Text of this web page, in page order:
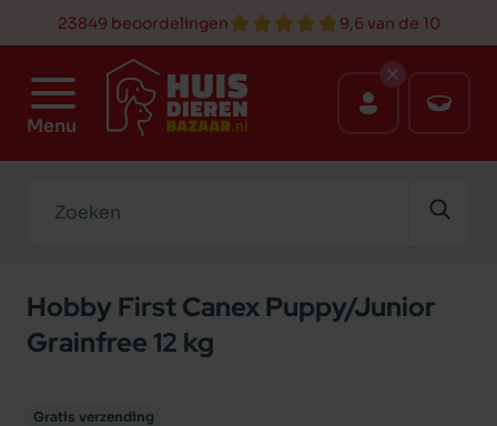
23849 beoordelingen 9,6 van de 10
Menu
Hobby First Canex Puppy/Junior
Grainfree 12 kg
Gratis verzending